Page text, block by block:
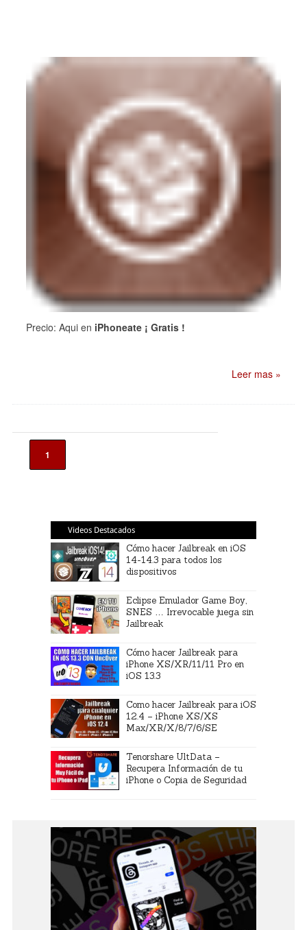
Precio: Aqui en iPhoneate ¡ Gratis !
Leer mas »
1
Videos Destacados
Cómo hacer Jailbreak en iOS
14-14.3 para todos los
dispositivos
Eclipse Emulador Game Boy,
SNES … Irrevocable juega sin
Jailbreak
Cómo hacer Jailbreak para
iPhone XS/XR/11/11 Pro en
iOS 13.3
Como hacer Jailbreak para iOS
12.4 – iPhone XS/XS
Max/XR/X/8/7/6/SE
Tenorshare UltData –
Recupera Información de tu
iPhone o Copia de Seguridad